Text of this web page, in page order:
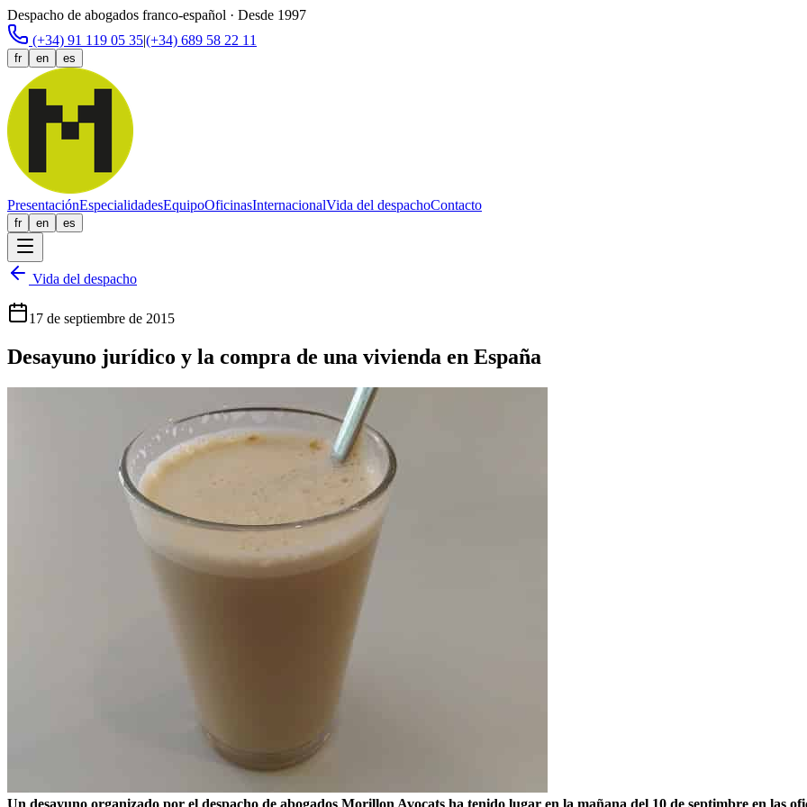
Despacho de abogados franco-español · Desde 1997
(+34) 91 119 05 35|(+34) 689 58 22 11
fr en es
PresentaciónEspecialidadesEquipoOficinasInternacionalVida del despachoContacto
fr en es
Vida del despacho
17 de septiembre de 2015
Desayuno jurídico y la compra de una vivienda en España
Un desayuno organizado por el despacho de abogados Morillon Avocats ha tenido lugar en la mañana del 10 de septimbre en las